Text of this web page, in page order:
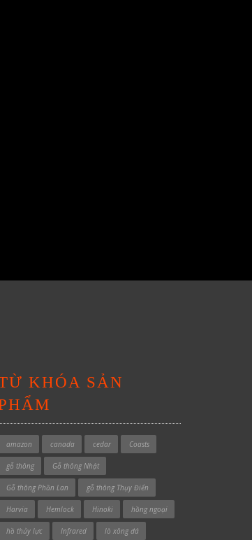
KHÓA SẢN
amazon canada cedar Coasts
gỗ thông Gỗ thông Nhật
Gỗ thông Phần Lan gỗ thông Thụy Điển
Harvia Hemlock Hinoki hồng ngoại
hồ thủy lực Infrared lò xông đá